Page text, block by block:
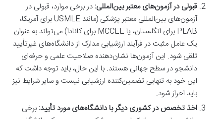
قبولی در آزمون‌های معتبر بین‌المللی: در برخی موارد، قبولی در
آزمون‌های بین‌المللی معتبر پزشکی (مانند USMLE برای آمریکا،
PLAB برای انگلستان، یا MCCEE برای کانادا) می‌تواند به عنوان
یک عامل مثبت در فرآیند ارزشیابی مدارک از دانشگاه‌های غیرتأیید
تلقی شود. این آزمون‌ها نشان‌دهنده صلاحیت علمی و حرفه‌ای
دانشجو در سطح جهانی هستند. با این حال، باید توجه داشت که
این خود به تنهایی تضمین‌کننده ارزشیابی نیست و سایر شرایط نیز
باید احراز شود.
اخذ تخصص در کشوری دیگر با دانشگاه‌های مورد تأیید: برخی